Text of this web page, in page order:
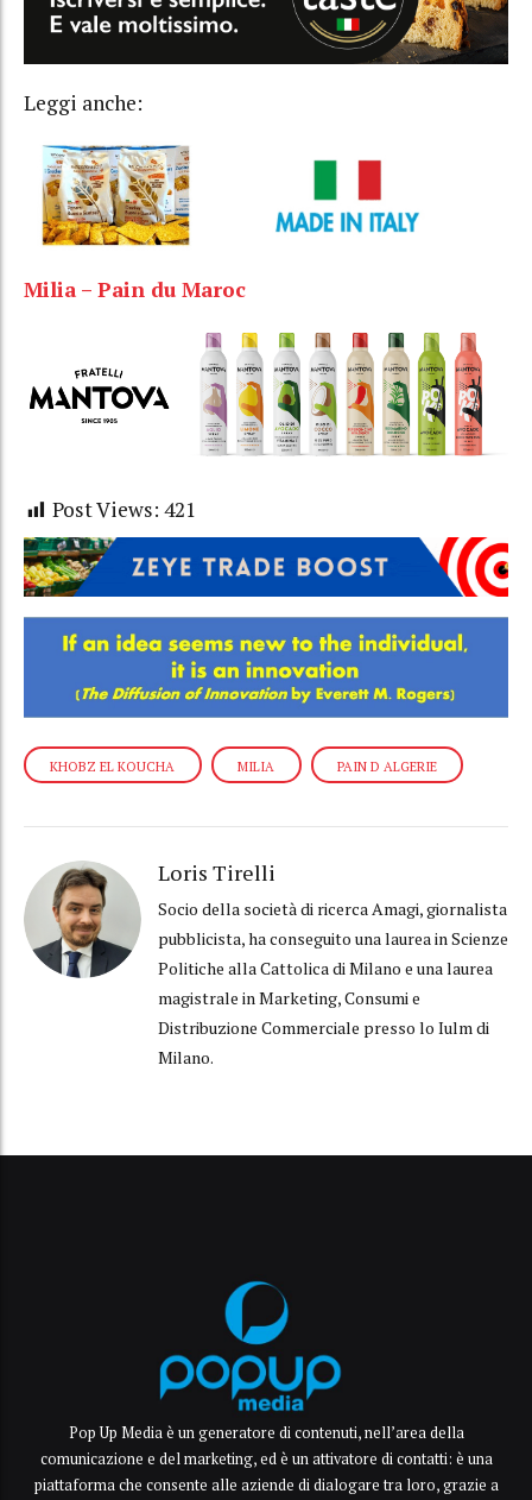
Leggi anche:
Milia – Pain du Maroc
Post Views: 421
KHOBZ EL KOUCHA MILIA PAIN D ALGERIE
Loris Tirelli
Socio della società di ricerca Amagi, giornalista
pubblicista, ha conseguito una laurea in Scienze
Politiche alla Cattolica di Milano e una laurea
magistrale in Marketing, Consumi e
Distribuzione Commerciale presso lo Iulm di
Milano.
Pop Up Media è un generatore di contenuti, nell’area della
comunicazione e del marketing, ed è un attivatore di contatti: è una
piattaforma che consente alle aziende di dialogare tra loro, grazie a